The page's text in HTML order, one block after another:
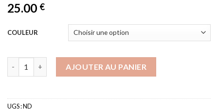
25.00 €
COULEUR
AJOUTER AU PANIER
UGS :ND